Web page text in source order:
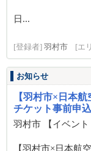
日...
[登録者] 羽村市 [エ
お知らせ
【羽村市×日本
チケット事前申込
羽村市 【イベント
【羽村市×日本